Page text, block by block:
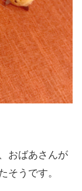
おばあさんが
そうです。